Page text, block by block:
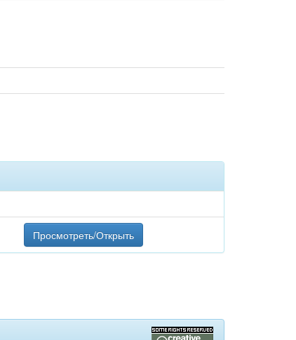
Просмотреть/Открыть